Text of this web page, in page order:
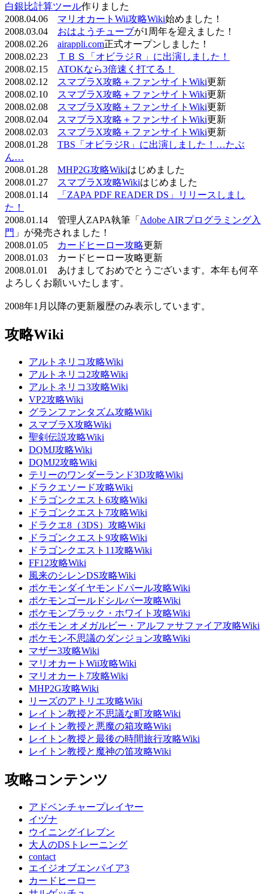
白銀比計算ツール作りました
2008.04.06 マリオカートWii攻略Wiki始めました！
2008.03.04 おはようチューブが1周年を迎えました！
2008.02.26 airappli.com正式オープンしました！
2008.02.23
ＴＢＳ「オビラジＲ」に出演しました！
2008.02.15 ATOKなら3倍速く打てる！
2008.02.12
スマブラX攻略＋ファンサイトWiki更新
2008.02.10
スマブラX攻略＋ファンサイトWiki更新
2008.02.08
スマブラX攻略＋ファンサイトWiki更新
2008.02.04
スマブラX攻略＋ファンサイトWiki更新
2008.02.03
スマブラX攻略＋ファンサイトWiki更新
2008.01.28 TBS「オビラジR」に出演しました！…たぶ
ん…
2008.01.28 MHP2G攻略Wikiはじめました
2008.01.27
スマブラX攻略Wikiはじめました
2008.01.14
「ZAPA PDF READER DS」リリースしまし
た！
2008.01.14 管理人ZAPA執筆「 Adobe AIRプログラミング入
門 」が発売されました！
2008.01.05
カードヒーロー攻略更新
2008.01.03 カードヒーロー攻略更新
2008.01.01 あけましておめでとうございます。本年も何卒
よろしくお願いいたします。
2008年1月以降の更新履歴のみ表示しています。
攻略Wiki
アルトネリコ攻略Wiki
アルトネリコ2攻略Wiki
アルトネリコ3攻略Wiki
VP2攻略Wiki
グランファンタズム攻略Wiki
スマブラX攻略Wiki
聖剣伝説攻略Wiki
DQMJ攻略Wiki
DQMJ2攻略Wiki
テリーのワンダーランド3D攻略Wiki
ドラクエソード攻略Wiki
ドラゴンクエスト6攻略Wiki
ドラゴンクエスト7攻略Wiki
ドラクエ8（3DS）攻略Wiki
ドラゴンクエスト9攻略Wiki
ドラゴンクエスト11攻略Wiki
FF12攻略Wiki
風来のシレンDS攻略Wiki
ポケモンダイヤモンドパール攻略Wiki
ポケモンゴールドシルバー攻略Wiki
ポケモンブラック・ホワイト攻略Wiki
ポケモン オメガルビー・アルファサファイア攻略Wiki
ポケモン不思議のダンジョン攻略Wiki
マザー3攻略Wiki
マリオカートWii攻略Wiki
マリオカート7攻略Wiki
MHP2G攻略Wiki
リーズのアトリエ攻略Wiki
レイトン教授と不思議な町攻略Wiki
レイトン教授と悪魔の箱攻略Wiki
レイトン教授と最後の時間旅行攻略Wiki
レイトン教授と魔神の笛攻略Wiki
攻略コンテンツ
アドベンチャープレイヤー
イヅナ
ウイニングイレブン
大人のDSトレーニング
contact
エイジオブエンパイア3
カードヒーロー